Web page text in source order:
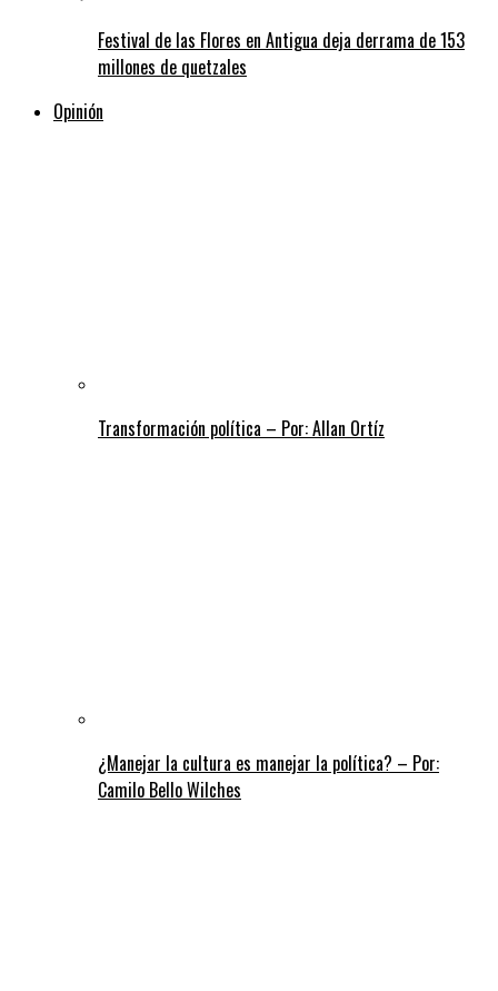
Festival de las Flores en Antigua deja derrama de 153
millones de quetzales
Opinión
Transformación política – Por: Allan Ortíz
¿Manejar la cultura es manejar la política? – Por:
Camilo Bello Wilches